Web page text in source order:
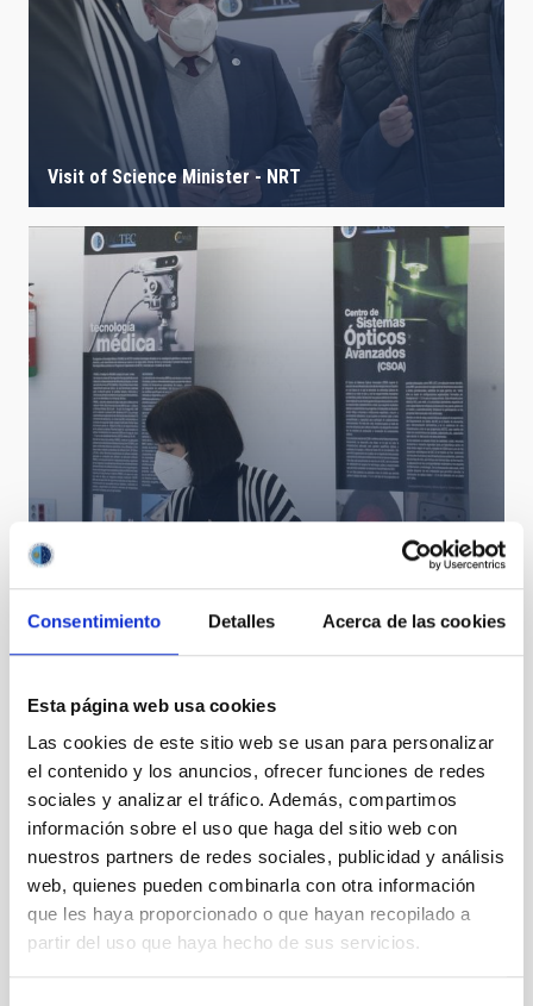
Consentimiento Detalles Acerca de las cookies
Esta página web usa cookies
Las cookies de este sitio web se usan para personalizar
el contenido y los anuncios, ofrecer funciones de redes
sociales y analizar el tráfico. Además, compartimos
información sobre el uso que haga del sitio web con
nuestros partners de redes sociales, publicidad y análisis
web, quienes pueden combinarla con otra información
que les haya proporcionado o que hayan recopilado a
partir del uso que haya hecho de sus servicios.
Visit of Science Minister - NRT
Diana Morant presides over the Governing Council of
the IAC